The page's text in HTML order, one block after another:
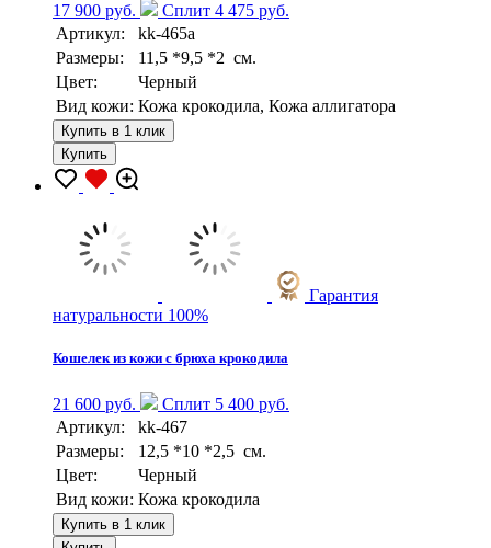
17 900 руб.
Сплит 4 475 руб.
Артикул:
kk-465a
Размеры:
11,5 *9,5 *2 см.
Цвет:
Черный
Вид кожи: Кожа крокодила, Кожа аллигатора
Купить в 1 клик
Купить
Гарантия
натуральности 100%
Кошелек из кожи с брюха крокодила
21 600 руб.
Сплит 5 400 руб.
Артикул:
kk-467
Размеры:
12,5 *10 *2,5 см.
Цвет:
Черный
Вид кожи: Кожа крокодила
Купить в 1 клик